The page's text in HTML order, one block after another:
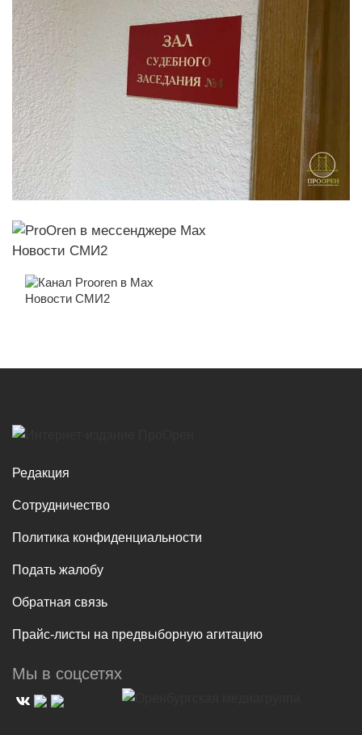
Новости СМИ2
Новости СМИ2
Редакция
Сотрудничество
Политика конфиденциальности
Подать жалобу
Обратная связь
Прайс-листы на предвыборную агитацию
Мы в соцсетях